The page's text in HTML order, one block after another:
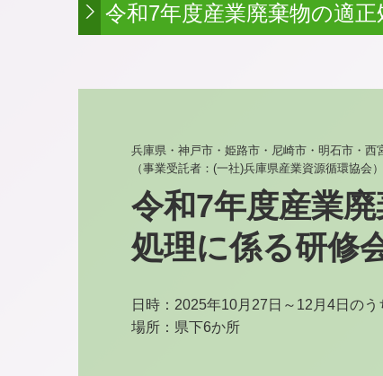
令和7年度産業廃棄物の適
兵庫県・神戸市・姫路市・尼崎市・明石市・西
（事業受託者：(一社)兵庫県産業資源循環協会）
令和7年度産業
処理に係る研修
日時：2025年10月27日～12月4日のう
場所：県下6か所